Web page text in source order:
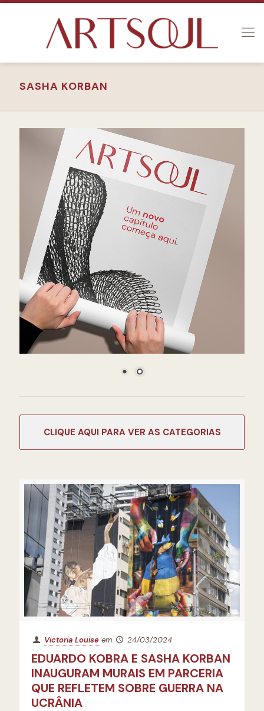
SASHA KORBAN
Victoria Louise em 24/03/2024
EDUARDO KOBRA E SASHA KORBAN
INAUGURAM MURAIS EM PARCERIA
QUE REFLETEM SOBRE GUERRA NA
UCRÂNIA
CATEGORIAS